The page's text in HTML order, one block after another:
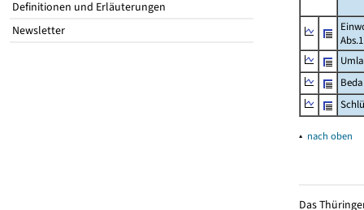
Definitionen und Erläuterungen
Newsletter
▴ nach oben
Das